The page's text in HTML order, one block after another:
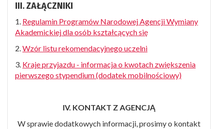
III. ZAŁĄCZNIKI
1. Regulamin Programów Narodowej Agencji Wymiany
Akademickiej dla osób kształcących się
2.Wzór listu rekomendacyjnego uczelni
3. Kraje przyjazdu - informacja o kwotach zwiększenia
pierwszego stypendium (dodatek mobilnościowy)
IV. KONTAKT Z AGENCJĄ
W sprawie dodatkowych informacji, prosimy o kontakt